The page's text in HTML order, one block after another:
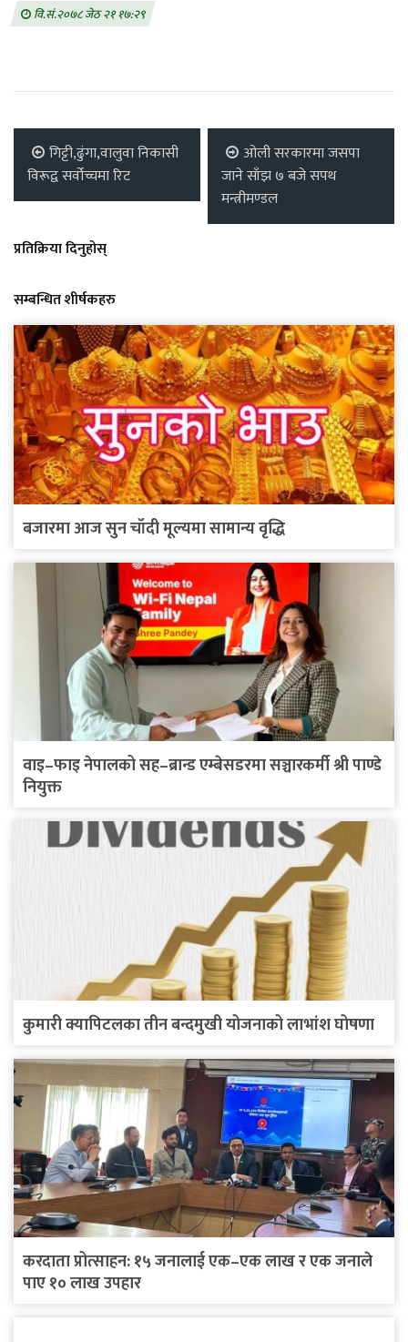
वि.सं.२०७८ जेठ २१ १७:२९
गिट्टी,ढुंगा,वालुवा निकासी
विरूद्व सर्वोच्चमा रिट
ओली सरकारमा जसपा
जाने साँझ ७ बजे सपथ
मन्त्रीमण्डल
प्रतिक्रिया दिनुहोस्
सम्बन्धित शीर्षकहरु
बजारमा आज सुन चाँदी मूल्यमा सामान्य वृद्धि
वाइ–फाइ नेपालको सह–ब्रान्ड एम्बेसडरमा सञ्चारकर्मी श्री पाण्डे
नियुक्त
कुमारी क्यापिटलका तीन बन्दमुखी योजनाको लाभांश घोषणा
करदाता प्रोत्साहन: १५ जनालाई एक–एक लाख र एक जनाले
पाए १० लाख उपहार